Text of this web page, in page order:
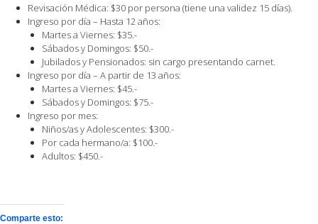
Revisación Médica: $30 por persona (tiene una validez 15 días).
Ingreso por día – Hasta 12 años:
Martes a Viernes: $35.-
Sábados y Domingos: $50.-
Jubilados y Pensionados: sin cargo presentando carnet.
Ingreso por día – A partir de 13 años:
Martes a Viernes: $45.-
Sábados y Domingos: $75.-
Ingreso por mes:
Niños/as y Adolescentes: $300.-
Por cada hermano/a: $100.-
Adultos: $450.-
Comparte esto: